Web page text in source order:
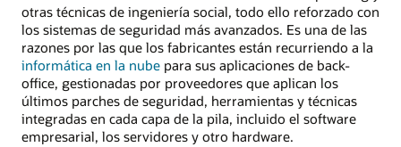
otras técnicas de ingeniería social, todo ello reforzado con
los sistemas de seguridad más avanzados. Es una de las
razones por las que los fabricantes están recurriendo a la
informática en la nube para sus aplicaciones de back-
office, gestionadas por proveedores que aplican los
últimos parches de seguridad, herramientas y técnicas
integradas en cada capa de la pila, incluido el software
empresarial, los servidores y otro hardware.